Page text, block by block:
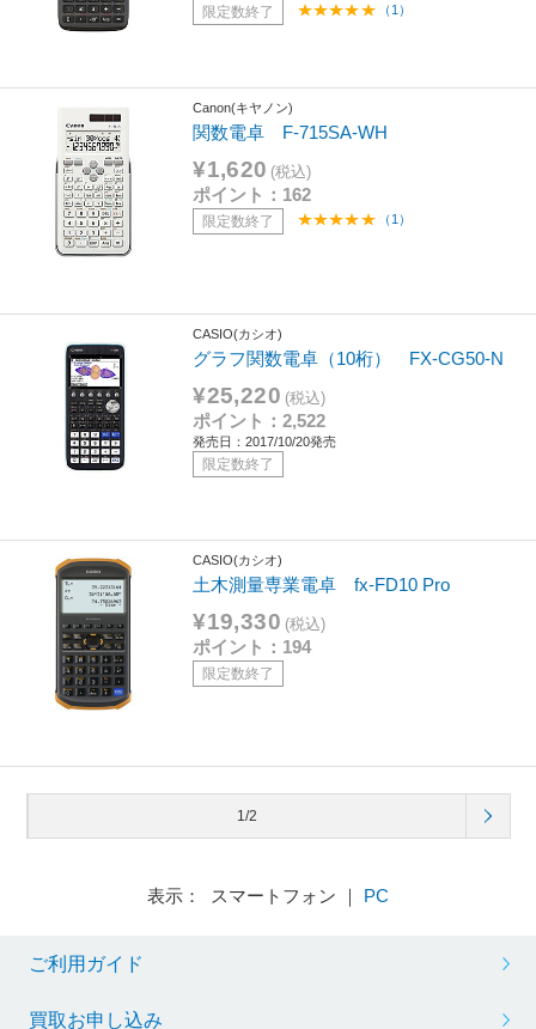
限定数終了 （1）
Canon(キヤノン)
関数電卓 F-715SA-WH
¥1,620 (税込)
ポイント：162
限定数終了 （1）
CASIO(カシオ)
グラフ関数電卓（10桁） FX-CG50-N
¥25,220 (税込)
ポイント：2,522
発売日：2017/10/20発売
限定数終了
CASIO(カシオ)
土木測量専業電卓 fx-FD10 Pro
¥19,330 (税込)
ポイント：194
限定数終了
1/2
表示： スマートフォン ｜ PC
ご利用ガイド
買取お申し込み